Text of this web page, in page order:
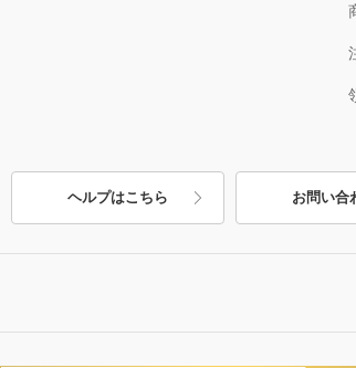
ヘルプはこちら お問い合